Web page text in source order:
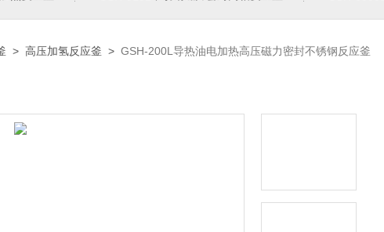
> 高压加氢反应釜 > GSH-200L导热油电加热高压磁力密封不锈钢反应釜